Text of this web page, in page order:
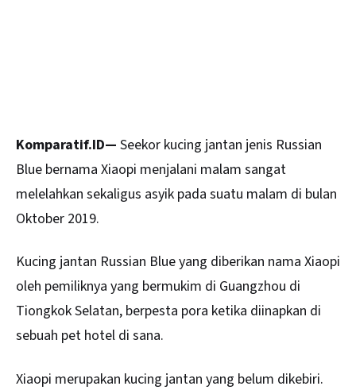
Komparatif.ID— Seekor kucing jantan jenis Russian
Blue bernama Xiaopi menjalani malam sangat
melelahkan sekaligus asyik pada suatu malam di bulan
Oktober 2019.
Kucing jantan Russian Blueyang diberikan nama Xiaopi
oleh pemiliknya yang bermukim di Guangzhou di
Tiongkok Selatan, berpesta pora ketika diinapkan di
sebuah pet hotel di sana.
Xiaopi merupakan kucing jantan yang belum dikebiri.